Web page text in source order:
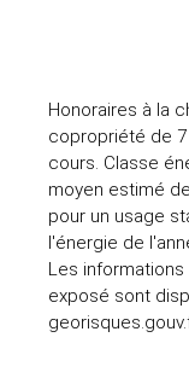
Honoraires à la
copropriété de
cours. Classe
moyen estimé
pour un usage
l'énergie de
Les
exposé sont